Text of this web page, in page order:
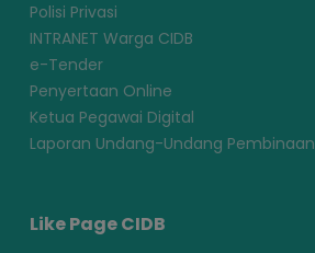
Polisi Privasi
INTRANET Warga CIDB
e-Tender
Penyertaan Online
Ketua Pegawai Digital
Laporan Undang-Undang Pembinaan
Like Page CIDB